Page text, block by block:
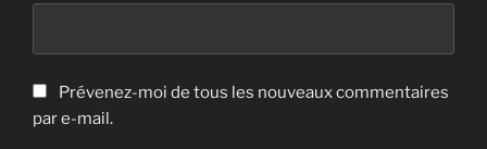
Prévenez-moi de tous les nouveaux commentaires
par e-mail.